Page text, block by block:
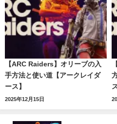
【ARC Raiders】オリーブの入
手方法と使い道【アークレイダ
ース】
2025年12月15日